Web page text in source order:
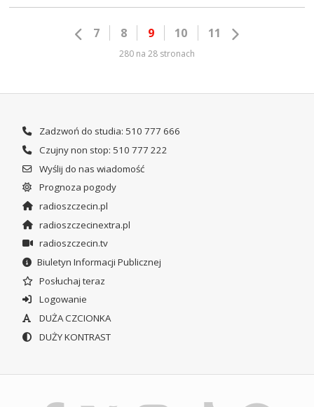
7 8 9 10 11
280 na 28 stronach
Zadzwoń do studia: 510 777 666
Czujny non stop: 510 777 222
Wyślij do nas wiadomość
Prognoza pogody
radioszczecin.pl
radioszczecinextra.pl
radioszczecin.tv
Biuletyn Informacji Publicznej
Posłuchaj teraz
Logowanie
DUŻA CZCIONKA
DUŻY KONTRAST